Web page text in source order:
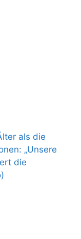
als die
„Unsere
die